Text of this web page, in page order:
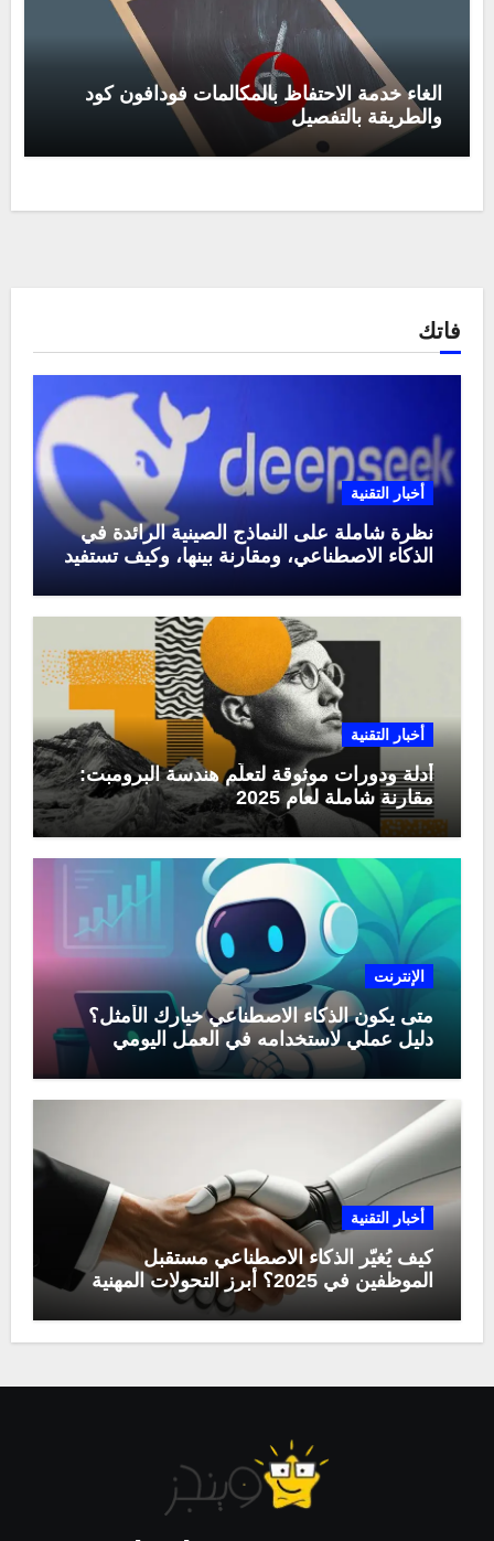
الغاء خدمة الاحتفاظ بالمكالمات فودافون كود
والطريقة بالتفصيل
فاتك
أخبار التقنية
نظرة شاملة على النماذج الصينية الرائدة في
الذكاء الاصطناعي، ومقارنة بينها، وكيف تستفيد
أخبار التقنية
أدلة ودورات موثوقة لتعلّم هندسة البرومبت:
مقارنة شاملة لعام 2025
الإنترنت
متى يكون الذكاء الاصطناعي خيارك الأمثل؟
دليل عملي لاستخدامه في العمل اليومي
أخبار التقنية
كيف يُغيّر الذكاء الاصطناعي مستقبل
الموظفين في 2025؟ أبرز التحولات المهنية